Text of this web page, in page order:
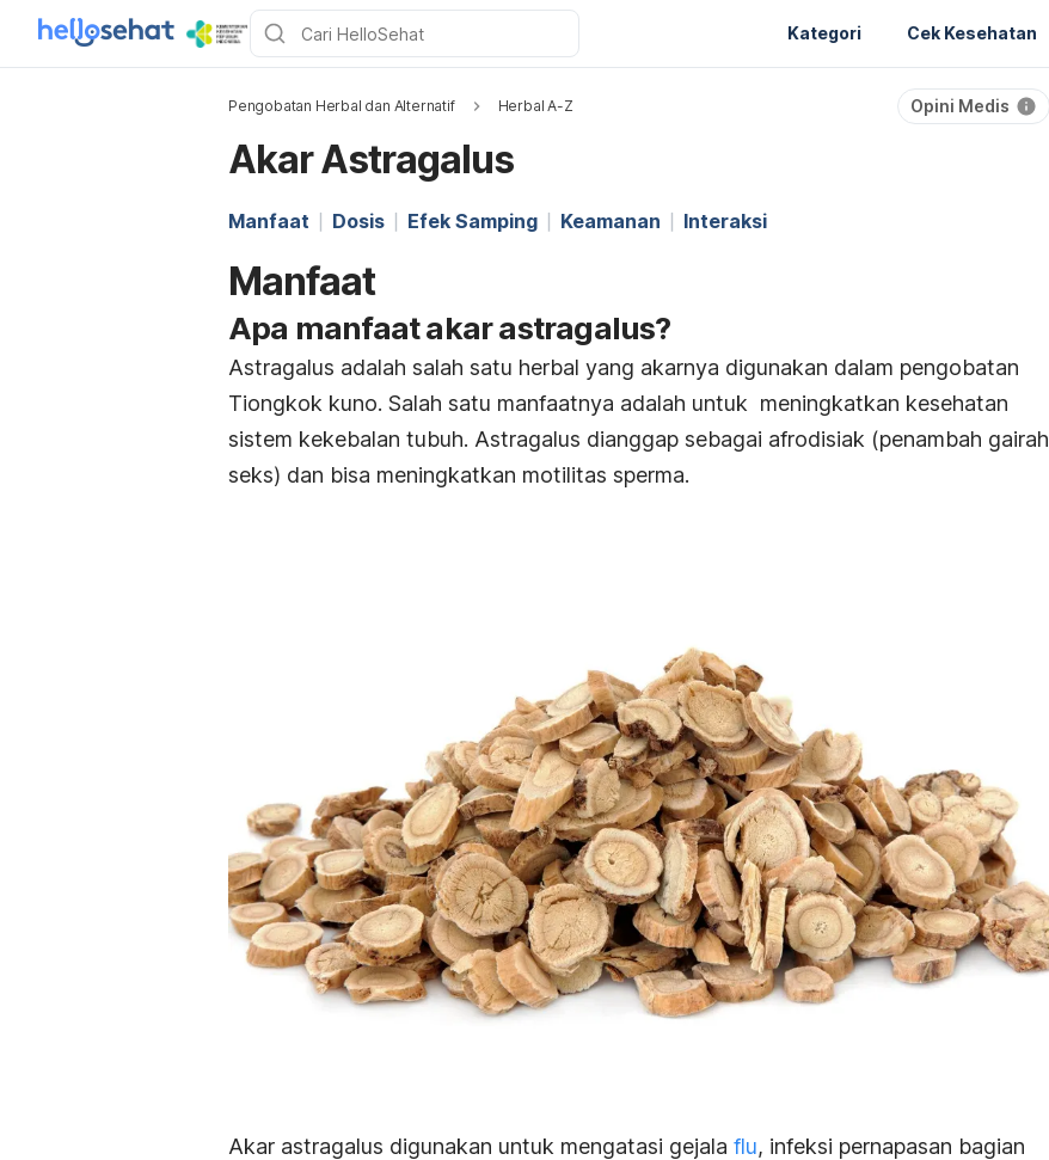
Kategori Cek Kesehatan
Pengobatan Herbal dan Alternatif Herbal A-Z Opini Medis
Akar Astragalus
Manfaat Dosis Efek Samping Keamanan Interaksi
Manfaat
Apa manfaat akar astragalus?
Astragalus adalah salah satu herbal yang akarnya digunakan dalam pengobatan
Tiongkok kuno. Salah satu manfaatnya adalah untuk meningkatkan kesehatan
sistem kekebalan tubuh. Astragalus dianggap sebagai afrodisiak (penambah gairah
seks) dan bisa meningkatkan motilitas sperma.
Akar astragalus digunakan untuk mengatasi gejala flu, infeksi pernapasan bagian